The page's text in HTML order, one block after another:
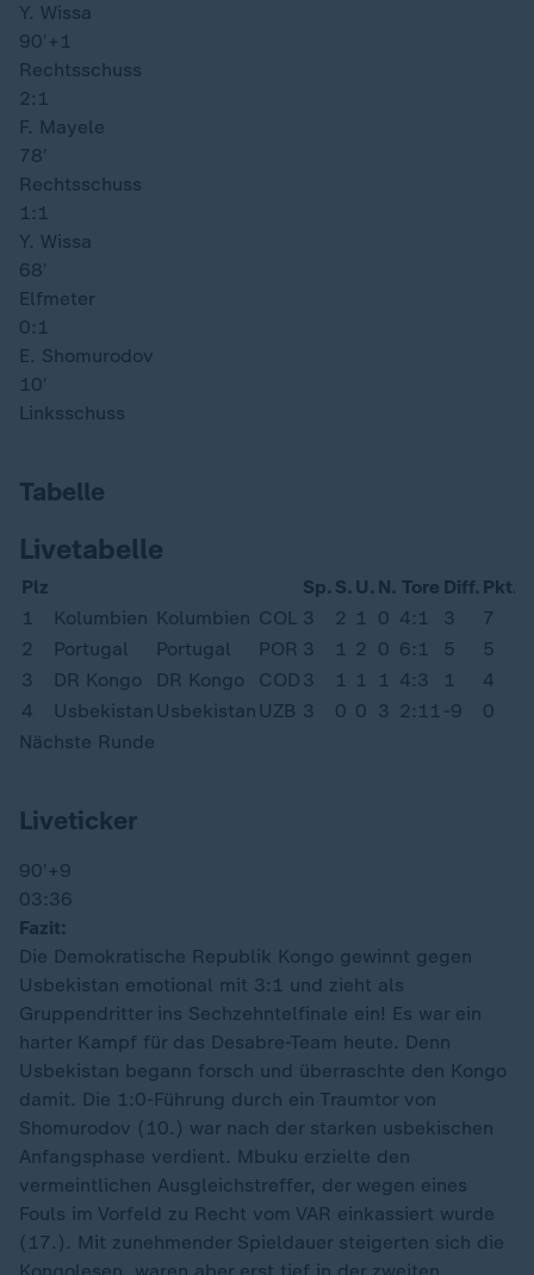
Y. Wissa
90′ +1
Rechtsschuss
2:1
F. Mayele
78′
Rechtsschuss
1:1
Y. Wissa
68′
Elfmeter
0:1
E. Shomurodov
10′
Linksschuss
Tabelle
Livetabelle
Plz Sp. S. U. N. Tore Diff. Pkt.
1
Kolumbien Kolumbien COL 3 2 1 0 4:1 3
7
2
Portugal Portugal POR 3 1 2 0 6:1 5
5
3
DR Kongo DR Kongo COD 3 1 1 1 4:3 1
4
4
Usbekistan Usbekistan UZB 3 0 0 3 2:11 -9
0
Nächste Runde
Liveticker
90′ +9
03:36
Fazit:
Die Demokratische Republik Kongo gewinnt gegen
Usbekistan emotional mit 3:1 und zieht als
Gruppendritter ins Sechzehntelfinale ein! Es war ein
harter Kampf für das Desabre-Team heute. Denn
Usbekistan begann forsch und überraschte den Kongo
damit. Die 1:0-Führung durch ein Traumtor von
Shomurodov (10.) war nach der starken usbekischen
Anfangsphase verdient. Mbuku erzielte den
vermeintlichen Ausgleichstreffer, der wegen eines
Fouls im Vorfeld zu Recht vom VAR einkassiert wurde
(17.). Mit zunehmender Spieldauer steigerten sich die